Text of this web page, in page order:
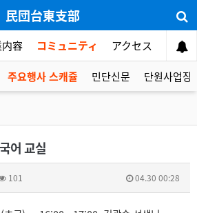
民団台東支部
容 コミュニティ アクセス
주요행사 스캐쥴 민단신문 단원사업장
어 교실
101 04.30 00:28